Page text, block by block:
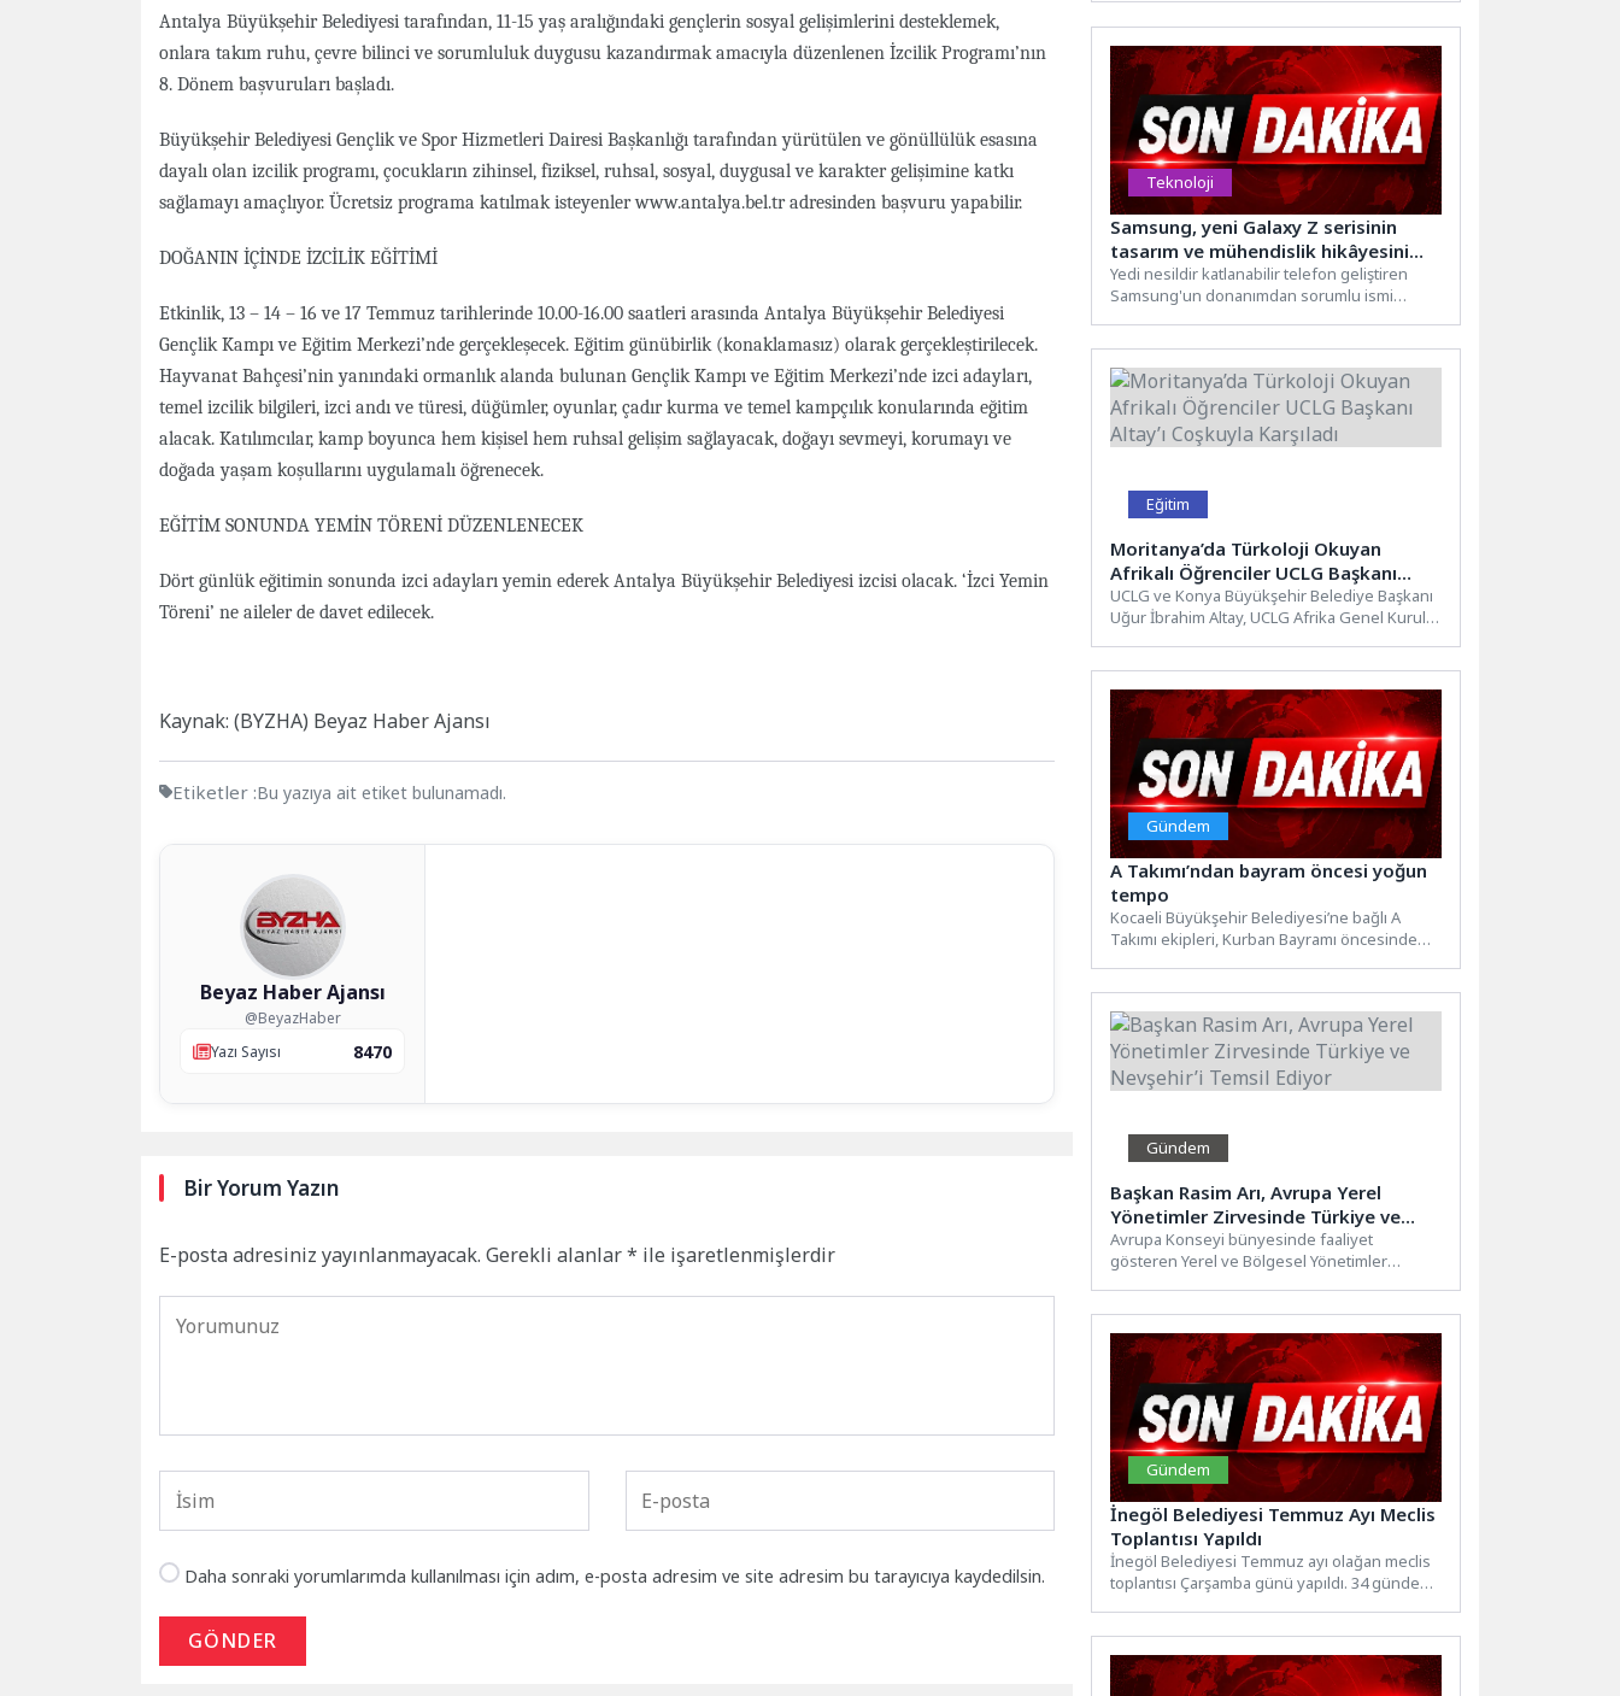
Antalya Büyükşehir Belediyesi tarafından, 11-15 yaş aralığındaki gençlerin sosyal gelişimlerini desteklemek,
onlara takım ruhu, çevre bilinci ve sorumluluk duygusu kazandırmak amacıyla düzenlenen İzcilik Programı’nın
8. Dönem başvuruları başladı.
Büyükşehir Belediyesi Gençlik ve Spor Hizmetleri Dairesi Başkanlığı tarafından yürütülen ve gönüllülük esasına
dayalı olan izcilik programı, çocukların zihinsel, fiziksel, ruhsal, sosyal, duygusal ve karakter gelişimine katkı
sağlamayı amaçlıyor. Ücretsiz programa katılmak isteyenler www.antalya.bel.tr adresinden başvuru yapabilir.
DOĞANIN İÇİNDE İZCİLİK EĞİTİMİ
Etkinlik, 13 – 14 – 16 ve 17 Temmuz tarihlerinde 10.00-16.00 saatleri arasında Antalya Büyükşehir Belediyesi
Gençlik Kampı ve Eğitim Merkezi’nde gerçekleşecek. Eğitim günübirlik (konaklamasız) olarak gerçekleştirilecek.
Hayvanat Bahçesi’nin yanındaki ormanlık alanda bulunan Gençlik Kampı ve Eğitim Merkezi’nde izci adayları,
temel izcilik bilgileri, izci andı ve türesi, düğümler, oyunlar, çadır kurma ve temel kampçılık konularında eğitim
alacak. Katılımcılar, kamp boyunca hem kişisel hem ruhsal gelişim sağlayacak, doğayı sevmeyi, korumayı ve
doğada yaşam koşullarını uygulamalı öğrenecek.
EĞİTİM SONUNDA YEMİN TÖRENİ DÜZENLENECEK
Dört günlük eğitimin sonunda izci adayları yemin ederek Antalya Büyükşehir Belediyesi izcisi olacak. ‘İzci Yemin
Töreni’ ne aileler de davet edilecek.
Kaynak: (BYZHA) Beyaz Haber Ajansı
Etiketler :Bu yazıya ait etiket bulunamadı.
Beyaz Haber Ajansı
@BeyazHaber
Yazı Sayısı
8470
Bir Yorum Yazın
E-posta adresiniz yayınlanmayacak. Gerekli alanlar* ile işaretlenmişlerdir
Daha sonraki yorumlarımda kullanılması için adım, e-posta adresim ve site adresim bu tarayıcıya kaydedilsin.
GÖNDER
Teknoloji
Samsung, yeni Galaxy Z serisinin
tasarım ve mühendislik hikâyesini
anlattı
Yedi nesildir katlanabilir telefon geliştiren
Samsung'un donanımdan sorumlu ismi
Eğitim
Moritanya’da Türkoloji Okuyan
Afrikalı Öğrenciler UCLG Başkanı
Altay’ı Coşkuyla Karşıladı
UCLG ve Konya Büyükşehir Belediye Başkanı
Uğur İbrahim Altay, UCLG Afrika Genel Kurulu
Gündem
A Takımı’ndan bayram öncesi yoğun
tempo
Kocaeli Büyükşehir Belediyesi’ne bağlı A
Takımı ekipleri, Kurban Bayramı öncesinde
Gündem
Başkan Rasim Arı, Avrupa Yerel
Yönetimler Zirvesinde Türkiye ve
Nevşehir’i Temsil Ediyor
Avrupa Konseyi bünyesinde faaliyet
gösteren Yerel ve Bölgesel Yönetimler
Gündem
İnegöl Belediyesi Temmuz Ayı Meclis
Toplantısı Yapıldı
İnegöl Belediyesi Temmuz ayı olağan meclis
toplantısı Çarşamba günü yapıldı. 34 gündem